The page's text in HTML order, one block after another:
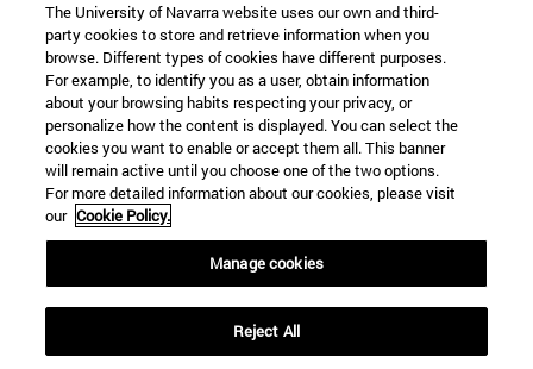
The University of Navarra website uses our own and third-
party cookies to store and retrieve information when you
browse. Different types of cookies have different purposes.
For example, to identify you as a user, obtain information
about your browsing habits respecting your privacy, or
personalize how the content is displayed. You can select the
cookies you want to enable or accept them all. This banner
will remain active until you choose one of the two options.
For more detailed information about our cookies, please visit
our Cookie Policy.
Manage cookies
Reject All